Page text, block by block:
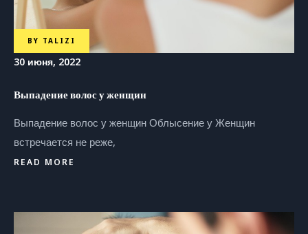
BY TALIZI
30 июня, 2022
Выпадение волос у женщин
Выпадение волос у женщин Облысение у Женщин
встречается не реже,
READ MORE